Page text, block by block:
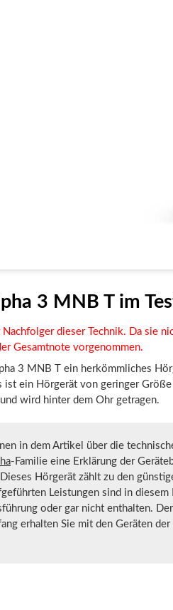
3 MNB T im
Nachfolger dieser Technik. Da sie
Gesamtnote vorgenommen.
3 MNB T ein herkömmliches
ein Hörgerät von geringer
wird hinter dem Ohr getragen.
in dem Artikel über die
-Familie eine Erklärung der
Hörgerät zählt zu den
Leistungen sind in
oder gar nicht enthalten.
erhalten Sie mit den Geräten